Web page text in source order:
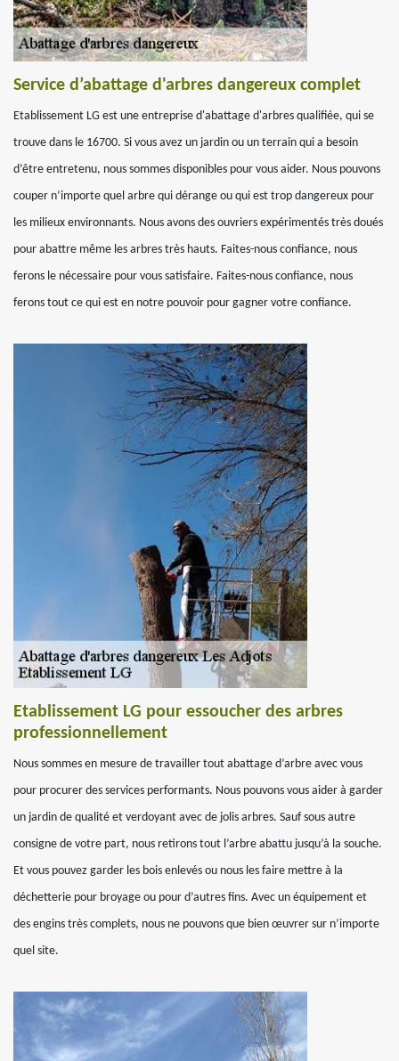
Service d’abattage d'arbres dangereux complet
Etablissement LG est une entreprise d'abattage d'arbres qualifiée, qui se
trouve dans le 16700. Si vous avez un jardin ou un terrain qui a besoin
d’être entretenu, nous sommes disponibles pour vous aider. Nous pouvons
couper n’importe quel arbre qui dérange ou qui est trop dangereux pour
les milieux environnants. Nous avons des ouvriers expérimentés très doués
pour abattre même les arbres très hauts. Faites-nous confiance, nous
ferons le nécessaire pour vous satisfaire. Faites-nous confiance, nous
ferons tout ce qui est en notre pouvoir pour gagner votre confiance.
Etablissement LG pour essoucher des arbres
professionnellement
Nous sommes en mesure de travailler tout abattage d’arbre avec vous
pour procurer des services performants. Nous pouvons vous aider à garder
un jardin de qualité et verdoyant avec de jolis arbres. Sauf sous autre
consigne de votre part, nous retirons tout l’arbre abattu jusqu’à la souche.
Et vous pouvez garder les bois enlevés ou nous les faire mettre à la
déchetterie pour broyage ou pour d’autres fins. Avec un équipement et
des engins très complets, nous ne pouvons que bien œuvrer sur n’importe
quel site.